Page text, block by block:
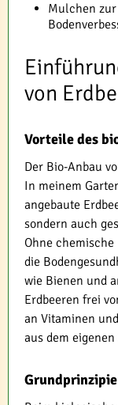
Mulchen
von
Vorteile des
Der Bio-Anbau
In meinem
angebaute
sondern auch
Ohne
die
wie Bienen und
Erdbeeren frei
an Vitaminen
aus dem eigenen